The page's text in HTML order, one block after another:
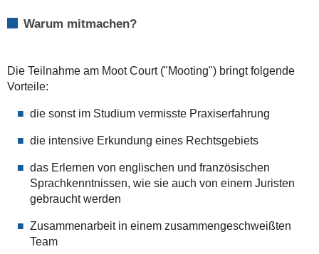
Warum mitmachen?
Die Teilnahme am Moot Court ("Mooting") bringt folgende
Vorteile:
die sonst im Studium vermisste Praxiserfahrung
die intensive Erkundung eines Rechtsgebiets
das Erlernen von englischen und französischen
Sprachkenntnissen, wie sie auch von einem Juristen
gebraucht werden
Zusammenarbeit in einem zusammengeschweißten
Team